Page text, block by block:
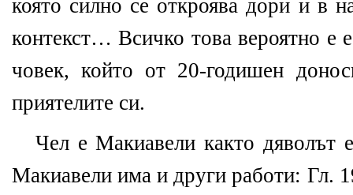
която силно се откроява дори и в
контекст… Всичко това вероятно е
човек, който от 20-годишен
приятелите си.
Чел е Макиавели както дяволът
Макиавели има и други работи: Гл.